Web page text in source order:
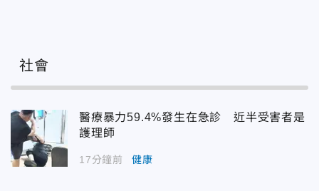
社會
醫療暴力59.4%發生在急診 近半受害者是
護理師
17分鐘前 健康